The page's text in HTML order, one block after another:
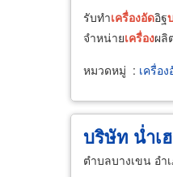
รับทำเครื่องอัดอิฐ
จำหน่ายเครื่องผลิ
หมวดหมู่ : เครื่อ
บริษัท น่ำเ
ตำบลบางเขน อำ